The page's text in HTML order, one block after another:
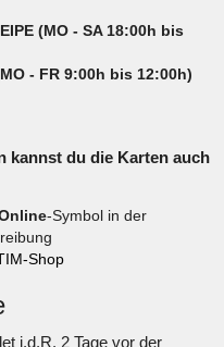
(MO - SA 18:00h bis
- FR 9:00h bis 12:00h)
kannst du die Karten auch
-Symbol in der
Shop
i.d.R. 2 Tage vor der